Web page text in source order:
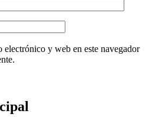
electrónico y web en este navegador